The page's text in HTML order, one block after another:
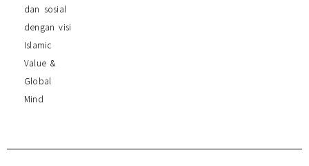
dan sosial
dengan visi
Islamic
Value &
Global
Mind